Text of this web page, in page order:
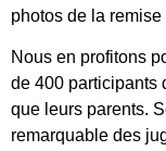
photos de la remise
Nous en profitons
de 400 participants
que leurs parents.
remarquable des